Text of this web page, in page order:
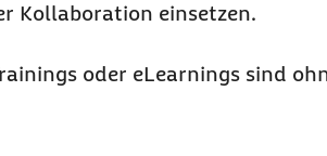
Kollaboration einsetzen.
oder eLearnings sind